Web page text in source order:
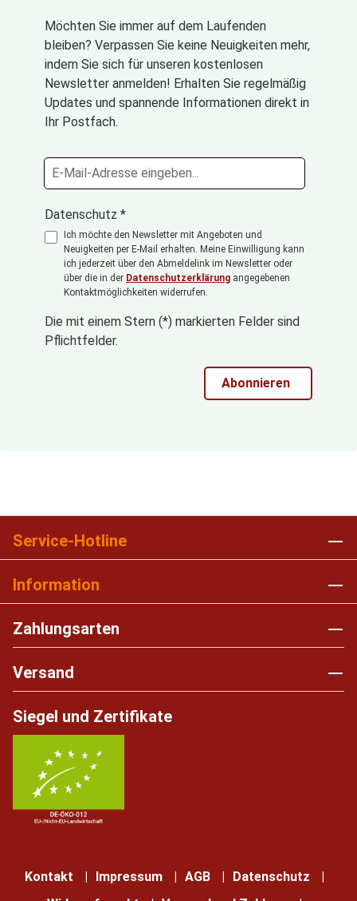
Möchten Sie immer auf dem Laufenden
bleiben? Verpassen Sie keine Neuigkeiten mehr,
indem Sie sich für unseren kostenlosen
Newsletter anmelden! Erhalten Sie regelmäßig
Updates und spannende Informationen direkt in
Ihr Postfach.
Datenschutz *
Ich möchte den Newsletter mit Angeboten und
Neuigkeiten per E-Mail erhalten. Meine Einwilligung kann
ich jederzeit über den Abmeldelink im Newsletter oder
über die in der Datenschutzerklärung angegebenen
Kontaktmöglichkeiten widerrufen.
Die mit einem Stern (*) markierten Felder sind
Pflichtfelder.
Abonnieren
Service-Hotline
Information
Zahlungsarten
Versand
Siegel und Zertifikate
Kontakt Impressum AGB
Datenschutz